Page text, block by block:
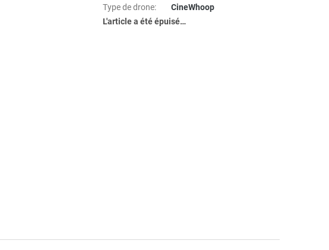
Type de drone:
CineWhoop
L'article a été épuisé…